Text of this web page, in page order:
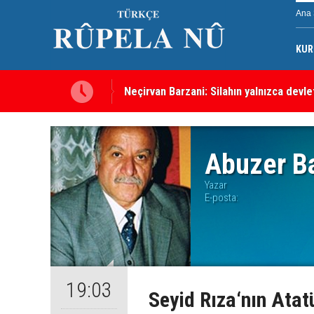
Ana
Neçirvan Barzani: Silahın yalnızca
Kürdistan Hükümeti'nden Kor Mor
Abuzer
Yazar
E-posta:
19:03
Seyid Rıza‘nın